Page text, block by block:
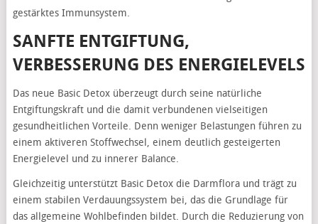
gestärktes Immunsystem.
SANFTE ENTGIFTUNG,
VERBESSERUNG DES ENERGIELEVELS
Das neue Basic Detox überzeugt durch seine natürliche
Entgiftungskraft und die damit verbundenen vielseitigen
gesundheitlichen Vorteile. Denn weniger Belastungen führen zu
einem aktiveren Stoffwechsel, einem deutlich gesteigerten
Energielevel und zu innerer Balance.
Gleichzeitig unterstützt Basic Detox die Darmflora und trägt zu
einem stabilen Verdauungssystem bei, das die Grundlage für
das allgemeine Wohlbefinden bildet. Durch die Reduzierung von